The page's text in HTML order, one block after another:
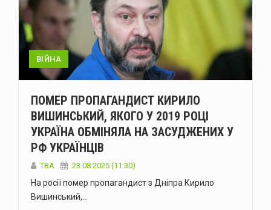
ВІЙНА
ПОМЕР ПРОПАГАНДИСТ КИРИЛО
ВИШИНСЬКИЙ, ЯКОГО У 2019 РОЦІ
УКРАЇНА ОБМІНЯЛА НА ЗАСУДЖЕНИХ У
РФ УКРАЇНЦІВ
ТВА 23.08.2025 (11:30)
На росії помер пропагандист з Дніпра Кирило
Вишинський,…